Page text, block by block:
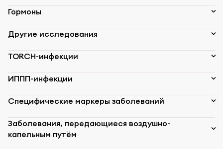
Гормоны
Другие исследования
TORCH-инфекции
ИППП-инфекции
Специфические маркеры заболеваний
Заболевания, передающиеся воздушно-
капельным путём